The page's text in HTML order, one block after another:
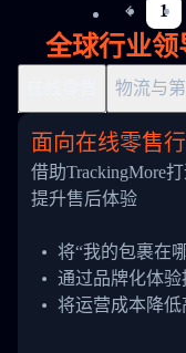
1
全球行业
物流与
面向在线零售
借助TrackingMore
提升售后体验
将“我的包裹在
通过品牌化体
将运营成本降低